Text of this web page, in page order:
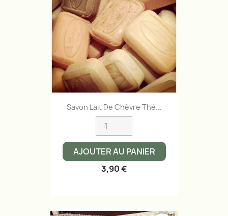
Savon Lait De Chèvre Thé...
AJOUTER AU PANIER
3,90 €